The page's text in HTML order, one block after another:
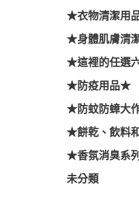
★衣物清潔用
★身體肌膚清
★這裡的任選
★防疫用品★
★防蚊防蟑大
★餅乾、飲料
★香氛消臭系
未分類